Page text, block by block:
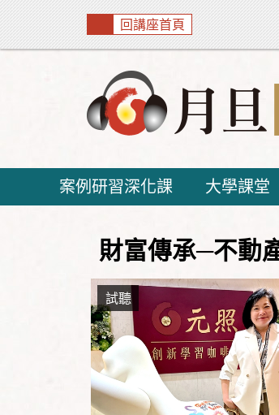
回講座首頁
案例研習深化課 大學課堂
財富傳承─不動